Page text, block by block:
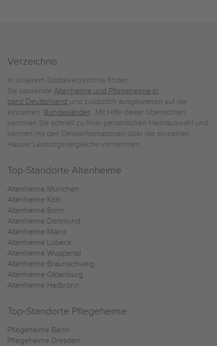
Verzeichnis
In unserem Städteverzeichnis finden
Sie passende Altenheime und Pflegeheime in
ganz Deutschland und zusätzlich ausgewiesen auf die
einzelnen Bundesländer. Mit Hilfe dieser Übersichten
kommen Sie schnell zu Ihrer persönlichen Heimauswahl und
können mit den Detailinformationen über die einzelnen
Häuser Leistungsvergleiche vornehmen.
Top-Standorte Altenheime
Altenheime München
Altenheime Köln
Altenheime Bonn
Altenheime Dortmund
Altenheime Mainz
Altenheime Lübeck
Altenheime Wuppertal
Altenheime Braunschweig
Altenheime Oldenburg
Altenheime Heilbronn
Top-Standorte Pflegeheime
Pflegeheime Berlin
Pflegeheime Dresden